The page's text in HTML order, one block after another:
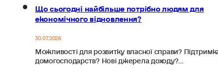
Що сьогодні найбільше потрібно людям для
економічного відновлення?
30.07.2026
Можливості для розвитку власної справи?
домогосподарств? Нові джерела доходу?…